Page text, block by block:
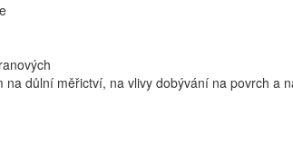
důlní měřictví, na vlivy dobývání na povrch a